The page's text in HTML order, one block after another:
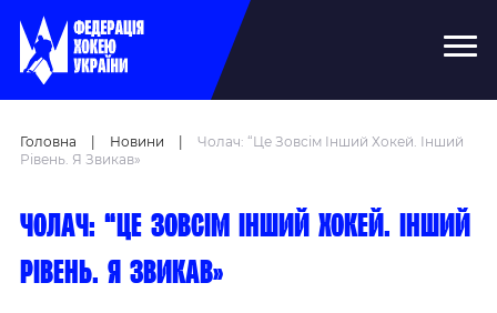
Головна Новини
Чолач: “Це Зовсім Інший Хокей. Інший
Рівень. Я Звикав»
Чолач: “Це зовсім інший хокей. Інший
рівень. Я звикав»